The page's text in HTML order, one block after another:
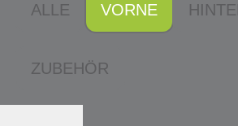
ALLE VORNE
ZUBEHÖR